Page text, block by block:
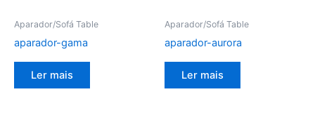
Aparador/Sofá Table
aparador-gama
Ler mais
Aparador/Sofá Table
aparador-aurora
Ler mais